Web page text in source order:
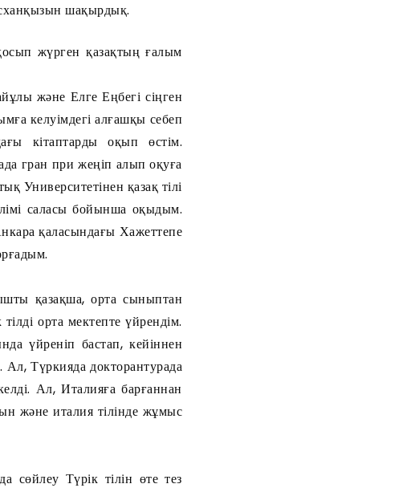
шақырдық.
жүрген қазақтың ғалым
және Елге Еңбегі сіңген
келуімдегі алғашқы себеп
кітаптарды оқып өстім.
гран при жеңіп алып оқуға
Университетінен қазақ тілі
саласы бойынша оқыдым.
қаласындағы Хажеттепе
қазақша, орта сыныптан
орта мектепте үйрендім.
үйреніп бастап, кейіннен
Ал, Түркияда докторантурада
Ал, Италияға барғаннан
және италия тілінде жұмыс
сөйлеу Түрік тілін өте тез